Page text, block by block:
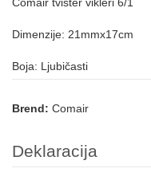
Comair tvister vikleri 6/1
Dimenzije: 21mmx17cm
Boja: Ljubičasti
Brend: Comair
Deklaracija